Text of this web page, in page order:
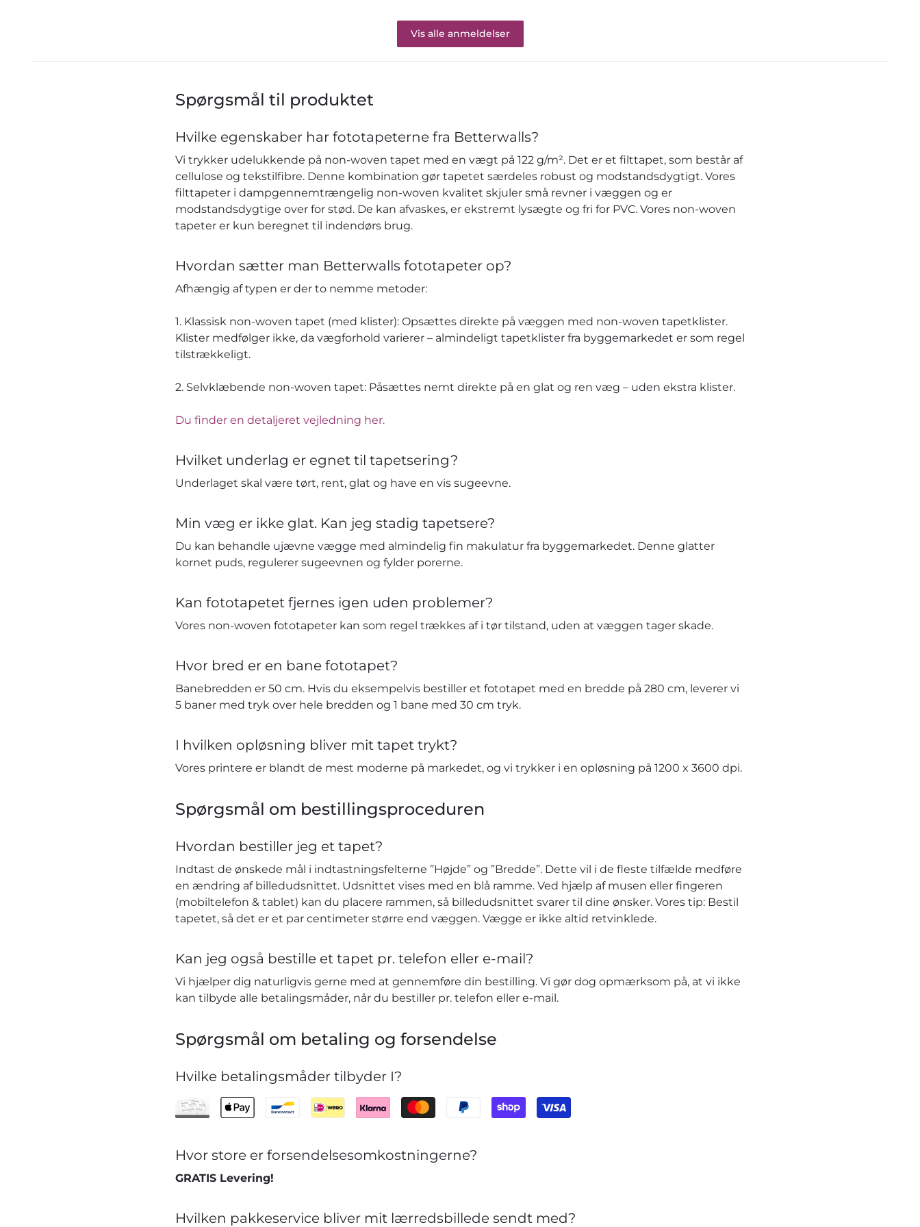
Vis alle anmeldelser
Spørgsmål til produktet
Hvilke egenskaber har fototapeterne fra Betterwalls?
Vi trykker udelukkende på non-woven tapet med en vægt på 122 g/m². Det er et filttapet, som består af
cellulose og tekstilfibre. Denne kombination gør tapetet særdeles robust og modstandsdygtigt. Vores
filttapeter i dampgennemtrængelig non-woven kvalitet skjuler små revner i væggen og er
modstandsdygtige over for stød. De kan afvaskes, er ekstremt lysægte og fri for PVC. Vores non-woven
tapeter er kun beregnet til indendørs brug.
Hvordan sætter man Betterwalls fototapeter op?
Afhængig af typen er der to nemme metoder:
1. Klassisk non-woven tapet (med klister): Opsættes direkte på væggen med non-woven tapetklister.
Klister medfølger ikke, da vægforhold varierer – almindeligt tapetklister fra byggemarkedet er som regel
tilstrækkeligt.
2. Selvklæbende non-woven tapet: Påsættes nemt direkte på en glat og ren væg – uden ekstra klister.
Du finder en detaljeret vejledning her.
Hvilket underlag er egnet til tapetsering?
Underlaget skal være tørt, rent, glat og have en vis sugeevne.
Min væg er ikke glat. Kan jeg stadig tapetsere?
Du kan behandle ujævne vægge med almindelig fin makulatur fra byggemarkedet. Denne glatter
kornet puds, regulerer sugeevnen og fylder porerne.
Kan fototapetet fjernes igen uden problemer?
Vores non-woven fototapeter kan som regel trækkes af i tør tilstand, uden at væggen tager skade.
Hvor bred er en bane fototapet?
Banebredden er 50 cm. Hvis du eksempelvis bestiller et fototapet med en bredde på 280 cm, leverer vi
5 baner med tryk over hele bredden og 1 bane med 30 cm tryk.
I hvilken opløsning bliver mit tapet trykt?
Vores printere er blandt de mest moderne på markedet, og vi trykker i en opløsning på 1200 x 3600 dpi.
Spørgsmål om bestillingsproceduren
Hvordan bestiller jeg et tapet?
Indtast de ønskede mål i indtastningsfelterne ”Højde” og ”Bredde”. Dette vil i de fleste tilfælde medføre
en ændring af billedudsnittet. Udsnittet vises med en blå ramme. Ved hjælp af musen eller fingeren
(mobiltelefon & tablet) kan du placere rammen, så billedudsnittet svarer til dine ønsker. Vores tip: Bestil
tapetet, så det er et par centimeter større end væggen. Vægge er ikke altid retvinklede.
Kan jeg også bestille et tapet pr. telefon eller e-mail?
Vi hjælper dig naturligvis gerne med at gennemføre din bestilling. Vi gør dog opmærksom på, at vi ikke
kan tilbyde alle betalingsmåder, når du bestiller pr. telefon eller e-mail.
Spørgsmål om betaling og forsendelse
Hvilke betalingsmåder tilbyder I?
Hvor store er forsendelsesomkostningerne?
GRATIS Levering!
Hvilken pakkeservice bliver mit lærredsbillede sendt med?